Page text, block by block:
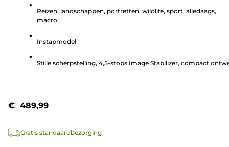
sterren.
beoordelingen
Reizen, landschappen, portretten, wildlife, sport, alledaags,
macro
Instapmodel
Stille scherpstelling, 4,5-stops Image Stabilizer, compact
€ 489,99
Gratis standaardbezorging